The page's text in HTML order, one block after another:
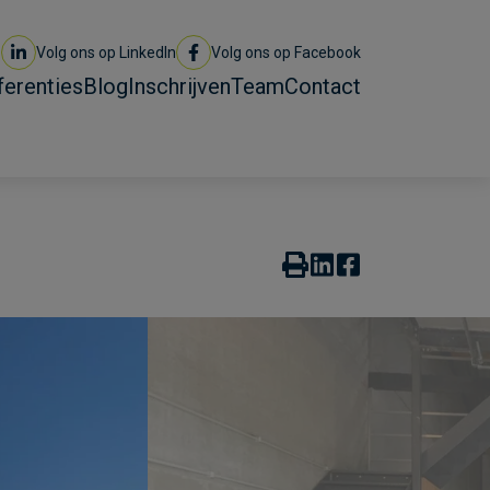
Volg ons op LinkedIn Volg ons op Facebook
BlogInschrijvenTeamContact